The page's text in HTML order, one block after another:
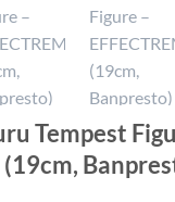
Tempest
(19cm,